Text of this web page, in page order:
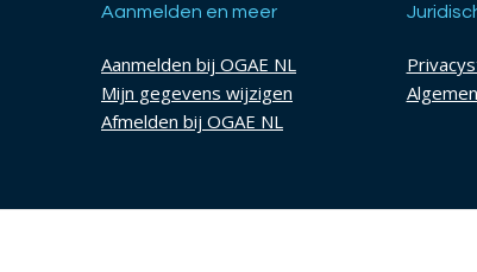
Aanmelden en meer
Aanmelden bij OGAE NL
Mijn gegevens wijzigen
Afmelden bij OGAE NL